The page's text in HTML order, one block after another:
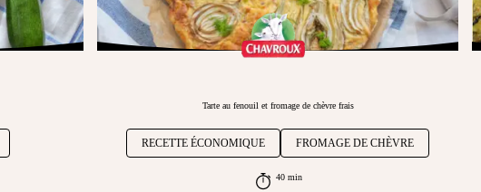
Tarte au fenouil et fromage de chèvre frais
RECETTE ÉCONOMIQUE FROMAGE DE CHÈVRE
40 min